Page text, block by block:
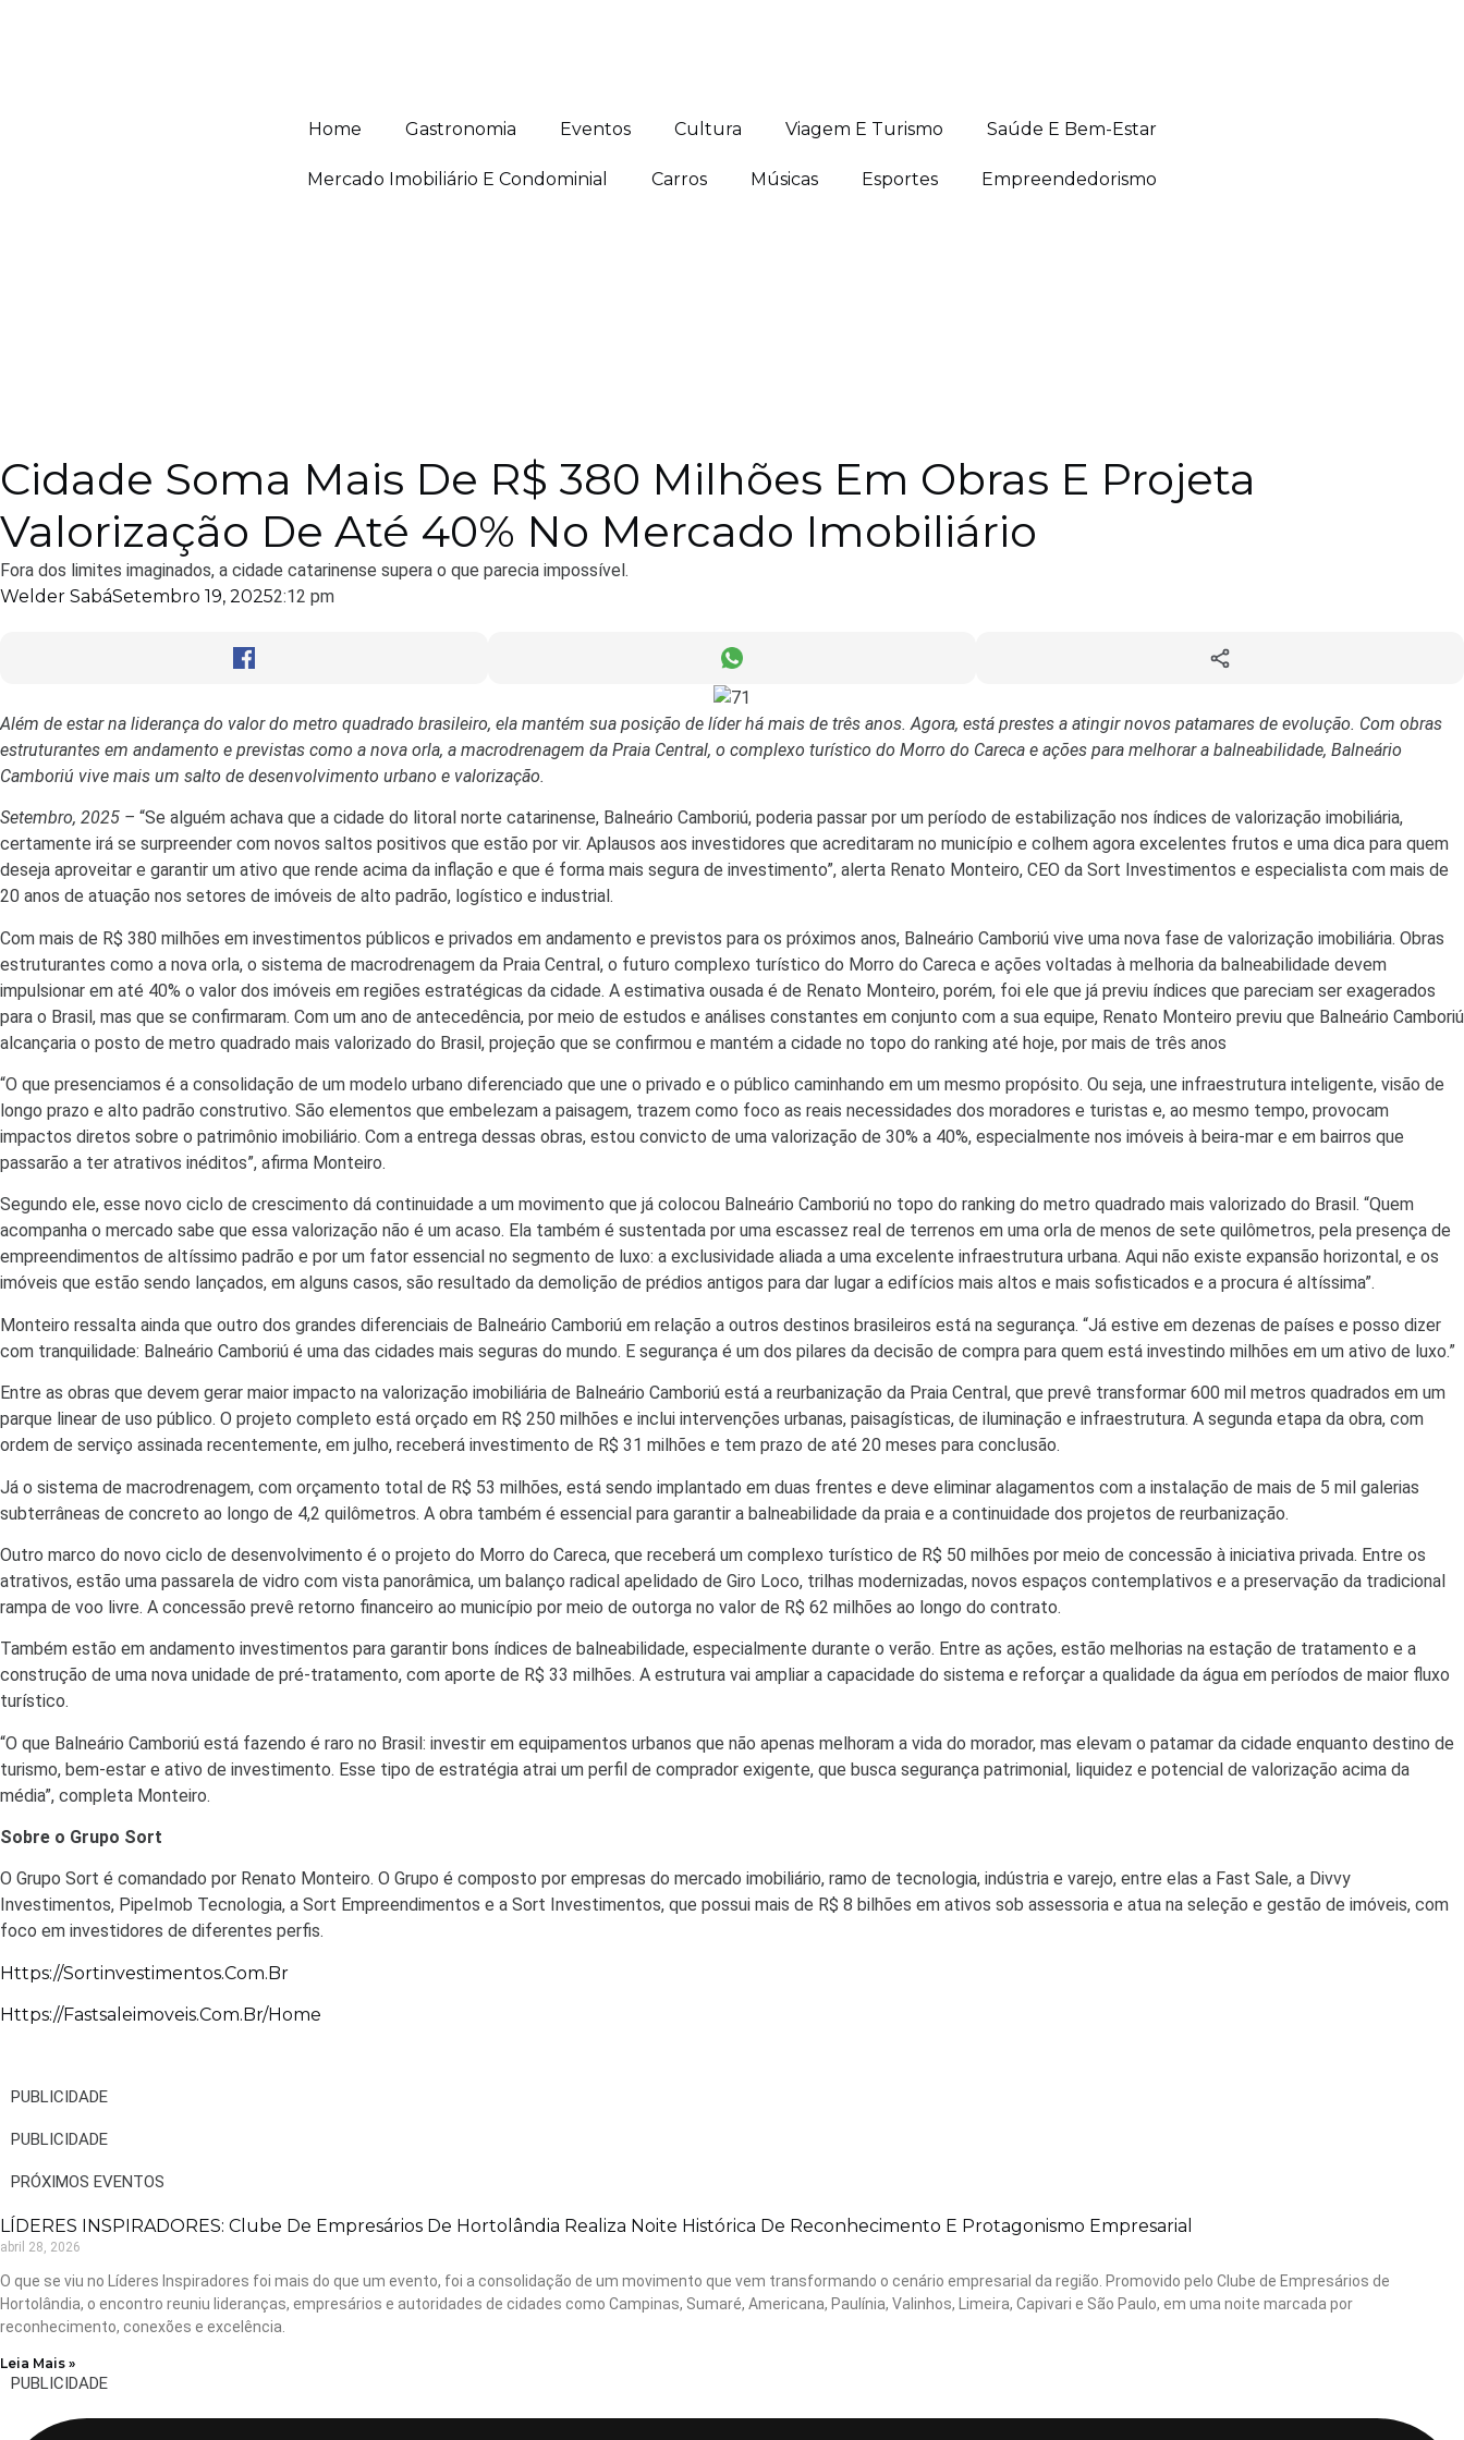
Home Gastronomia Eventos Cultura Viagem E Turismo Saúde E Bem-Estar
Mercado Imobiliário E Condominial Carros Músicas Esportes Empreendedorismo
Cidade Soma Mais De R$ 380 Milhões Em Obras E Projeta
Valorização De Até 40% No Mercado Imobiliário
Fora dos limites imaginados, a cidade catarinense supera o que parecia impossível.
Welder SabáSetembro 19, 20252:12 pm
Além de estar na liderança do valor do metro quadrado brasileiro, ela mantém sua posição de líder há mais de três anos. Agora, está prestes a atingir novos patamares de evolução. Com obras
estruturantes em andamento e previstas como a nova orla, a macrodrenagem da Praia Central, o complexo turístico do Morro do Careca e ações para melhorar a balneabilidade, Balneário
Camboriú vive mais um salto de desenvolvimento urbano e valorização.
Setembro, 2025 – “Se alguém achava que a cidade do litoral norte catarinense, Balneário Camboriú, poderia passar por um período de estabilização nos índices de valorização imobiliária,
certamente irá se surpreender com novos saltos positivos que estão por vir. Aplausos aos investidores que acreditaram no município e colhem agora excelentes frutos e uma dica para quem
deseja aproveitar e garantir um ativo que rende acima da inflação e que é forma mais segura de investimento”, alerta Renato Monteiro, CEO da Sort Investimentos e especialista com mais de
20 anos de atuação nos setores de imóveis de alto padrão, logístico e industrial.
Com mais de R$ 380 milhões em investimentos públicos e privados em andamento e previstos para os próximos anos, Balneário Camboriú vive uma nova fase de valorização imobiliária. Obras
estruturantes como a nova orla, o sistema de macrodrenagem da Praia Central, o futuro complexo turístico do Morro do Careca e ações voltadas à melhoria da balneabilidade devem
impulsionar em até 40% o valor dos imóveis em regiões estratégicas da cidade. A estimativa ousada é de Renato Monteiro, porém, foi ele que já previu índices que pareciam ser exagerados
para o Brasil, mas que se confirmaram. Com um ano de antecedência, por meio de estudos e análises constantes em conjunto com a sua equipe, Renato Monteiro previu que Balneário Camboriú
alcançaria o posto de metro quadrado mais valorizado do Brasil, projeção que se confirmou e mantém a cidade no topo do ranking até hoje, por mais de três anos
“O que presenciamos é a consolidação de um modelo urbano diferenciado que une o privado e o público caminhando em um mesmo propósito. Ou seja, une infraestrutura inteligente, visão de
longo prazo e alto padrão construtivo. São elementos que embelezam a paisagem, trazem como foco as reais necessidades dos moradores e turistas e, ao mesmo tempo, provocam
impactos diretos sobre o patrimônio imobiliário. Com a entrega dessas obras, estou convicto de uma valorização de 30% a 40%, especialmente nos imóveis à beira-mar e em bairros que
passarão a ter atrativos inéditos”, afirma Monteiro.
Segundo ele, esse novo ciclo de crescimento dá continuidade a um movimento que já colocou Balneário Camboriú no topo do ranking do metro quadrado mais valorizado do Brasil. “Quem
acompanha o mercado sabe que essa valorização não é um acaso. Ela também é sustentada por uma escassez real de terrenos em uma orla de menos de sete quilômetros, pela presença de
empreendimentos de altíssimo padrão e por um fator essencial no segmento de luxo: a exclusividade aliada a uma excelente infraestrutura urbana. Aqui não existe expansão horizontal, e os
imóveis que estão sendo lançados, em alguns casos, são resultado da demolição de prédios antigos para dar lugar a edifícios mais altos e mais sofisticados e a procura é altíssima”.
Monteiro ressalta ainda que outro dos grandes diferenciais de Balneário Camboriú em relação a outros destinos brasileiros está na segurança. “Já estive em dezenas de países e posso dizer
com tranquilidade: Balneário Camboriú é uma das cidades mais seguras do mundo. E segurança é um dos pilares da decisão de compra para quem está investindo milhões em um ativo de luxo.”
Entre as obras que devem gerar maior impacto na valorização imobiliária de Balneário Camboriú está a reurbanização da Praia Central, que prevê transformar 600 mil metros quadrados em um
parque linear de uso público. O projeto completo está orçado em R$ 250 milhões e inclui intervenções urbanas, paisagísticas, de iluminação e infraestrutura. A segunda etapa da obra, com
ordem de serviço assinada recentemente, em julho, receberá investimento de R$ 31 milhões e tem prazo de até 20 meses para conclusão.
Já o sistema de macrodrenagem, com orçamento total de R$ 53 milhões, está sendo implantado em duas frentes e deve eliminar alagamentos com a instalação de mais de 5 mil galerias
subterrâneas de concreto ao longo de 4,2 quilômetros. A obra também é essencial para garantir a balneabilidade da praia e a continuidade dos projetos de reurbanização.
Outro marco do novo ciclo de desenvolvimento é o projeto do Morro do Careca, que receberá um complexo turístico de R$ 50 milhões por meio de concessão à iniciativa privada. Entre os
atrativos, estão uma passarela de vidro com vista panorâmica, um balanço radical apelidado de Giro Loco, trilhas modernizadas, novos espaços contemplativos e a preservação da tradicional
rampa de voo livre. A concessão prevê retorno financeiro ao município por meio de outorga no valor de R$ 62 milhões ao longo do contrato.
Também estão em andamento investimentos para garantir bons índices de balneabilidade, especialmente durante o verão. Entre as ações, estão melhorias na estação de tratamento e a
construção de uma nova unidade de pré-tratamento, com aporte de R$ 33 milhões. A estrutura vai ampliar a capacidade do sistema e reforçar a qualidade da água em períodos de maior fluxo
turístico.
“O que Balneário Camboriú está fazendo é raro no Brasil: investir em equipamentos urbanos que não apenas melhoram a vida do morador, mas elevam o patamar da cidade enquanto destino de
turismo, bem-estar e ativo de investimento. Esse tipo de estratégia atrai um perfil de comprador exigente, que busca segurança patrimonial, liquidez e potencial de valorização acima da
média”, completa Monteiro.
Sobre o Grupo Sort
O Grupo Sort é comandado por Renato Monteiro. O Grupo é composto por empresas do mercado imobiliário, ramo de tecnologia, indústria e varejo, entre elas a Fast Sale, a Divvy
Investimentos, PipeImob Tecnologia, a Sort Empreendimentos e a Sort Investimentos, que possui mais de R$ 8 bilhões em ativos sob assessoria e atua na seleção e gestão de imóveis, com
foco em investidores de diferentes perfis.
Https://sortinvestimentos.com.br
Https://fastsaleimoveis.com.br/home
PUBLICIDADE
PUBLICIDADE
PRÓXIMOS EVENTOS
LÍDERES INSPIRADORES: Clube De Empresários De Hortolândia Realiza Noite Histórica De Reconhecimento E Protagonismo Empresarial
abril 28, 2026
O que se viu no Líderes Inspiradores foi mais do que um evento, foi a consolidação de um movimento que vem transformando o cenário empresarial da região. Promovido pelo Clube de Empresários de
Hortolândia, o encontro reuniu lideranças, empresários e autoridades de cidades como Campinas, Sumaré, Americana, Paulínia, Valinhos, Limeira, Capivari e São Paulo, em uma noite marcada por
reconhecimento, conexões e excelência.
Leia Mais »
PUBLICIDADE